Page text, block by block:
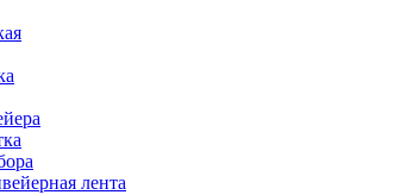
лента